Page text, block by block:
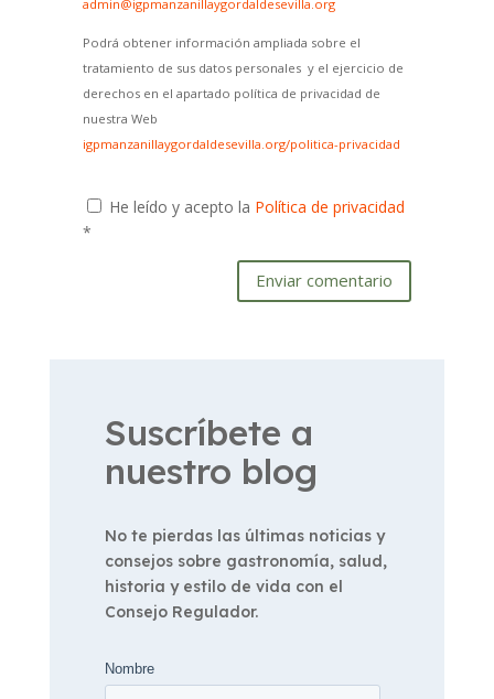
admin@igpmanzanillaygordaldesevilla.org
Podrá obtener información ampliada sobre el
tratamiento de sus datos personales y el ejercicio de
derechos en el apartado política de privacidad de
nuestra Web
igpmanzanillaygordaldesevilla.org/politica-privacidad
He leído y acepto la Política de privacidad
*
Enviar comentario
Suscríbete a
nuestro blog
No te pierdas las últimas noticias y
consejos sobre gastronomía, salud,
historia y estilo de vida con el
Consejo Regulador.